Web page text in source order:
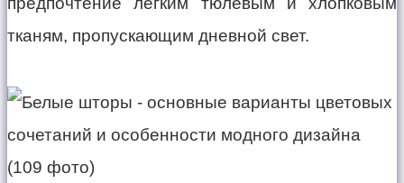
тканям, пропускающим дневной свет.